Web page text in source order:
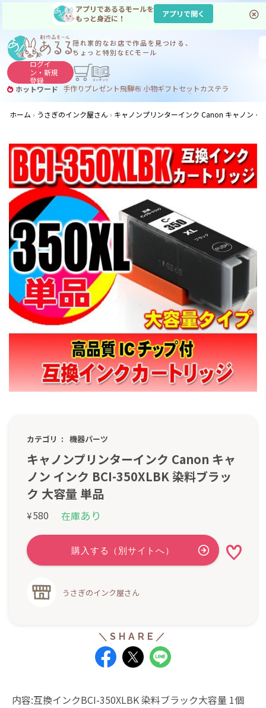
アプリであるるモールを
もっと身近に！
アプリで開く
隠れ家的なお店で作品を見つける、
ちょっと特別なECモール
ログイ
ン・新規
登録
ホットワード 手作りプレゼント飛騨布 小物ギフトセットカステラ
サヌカイト コーヒー
ジンギスカン
ホーム
うさぎのインク屋さん キャノンプリンターインク Canon キャノン
カテゴリ 機器パーツ
キャノンプリンターインク Canon キャ
ノン インク BCI-350XLBK 染料ブラッ
ク 大容量 単品
¥580 在庫あり
うさぎのインク屋さん
内容:互換インクBCI-350XLBK 染料ブラック大容量 1個